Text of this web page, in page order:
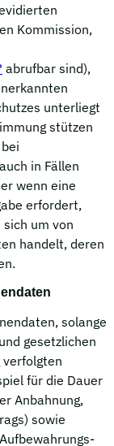
Kommission,
abrufbar sind),
unterliegt
stützen
in Fällen
wenn eine
erfordert,
um von
handelt, deren
solange
gesetzlichen
für die Dauer
Anbahnung,
sowie